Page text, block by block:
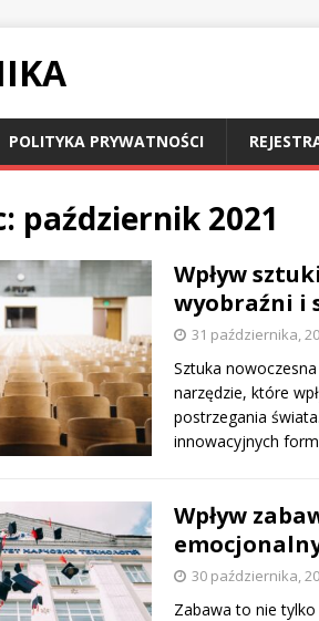
POLITYKA PRYWATNOŚCI
październik 2021
Wpływ
wyobraźni i
31 października,
Sztuka
narzędzie, które
postrzegania
innowacyjnych form
Wpływ
30 października,
Zabawa to nie